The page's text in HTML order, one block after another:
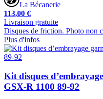
La Bécanerie
113,00 €
Livraison gratuite
Disques de friction. Photo non
Plus d'infos
Kit disques
GSX-R 1100 89-92